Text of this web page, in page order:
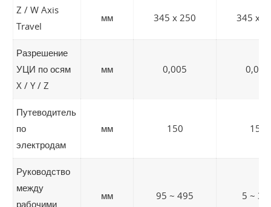
Z / W Axis
Travel
мм 345 x 250 345 x
Разрешение
УЦИ по осям
X / Y / Z
мм 0,005 0,005
Путеводитель
по
электродам
мм 150 150
Руководство
между
рабочими
мм 95 ~ 495 5 ~